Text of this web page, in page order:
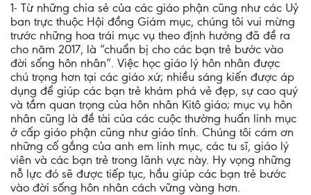
1- Từ những chia sẻ của các giáo phận cũng như các Uỷ
ban trực thuộc Hội đồng Giám mục, chúng tôi vui mừng
trước những hoa trái mục vụ theo định hướng đã đề ra
cho năm 2017, là “chuẩn bị cho các bạn trẻ bước vào
đời sống hôn nhân”. Việc học giáo lý hôn nhân được
chú trọng hơn tại các giáo xứ; nhiều sáng kiến được áp
dụng để giúp các bạn trẻ khám phá vẻ đẹp, sự cao quý
và tầm quan trọng của hôn nhân Kitô giáo; mục vụ hôn
nhân cũng là đề tài của các cuộc thường huấn linh mục
ở cấp giáo phận cũng như giáo tỉnh. Chúng tôi cám ơn
những cố gắng của anh em linh mục, các tu sĩ, giáo lý
viên và các bạn trẻ trong lãnh vực này. Hy vọng những
nỗ lực đó sẽ được tiếp tục, hầu giúp các bạn trẻ bước
vào đời sống hôn nhân cách vững vàng hơn.